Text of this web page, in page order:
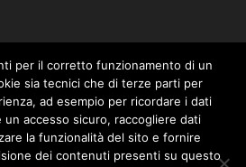
per il corretto funzionamento di un
sia tecnici che di terze parti per
ad esempio per ricordare i dati
un accesso sicuro, raccogliere dati
la funzionalità del sito e fornire
dei contenuti presenti su questo